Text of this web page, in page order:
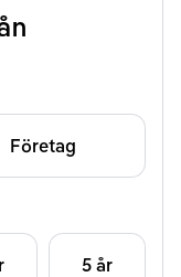
Företag
5 år